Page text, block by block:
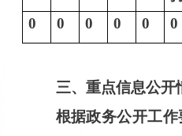
0
0 0 0 0 0
三、重点信息公开
根据政务公开工